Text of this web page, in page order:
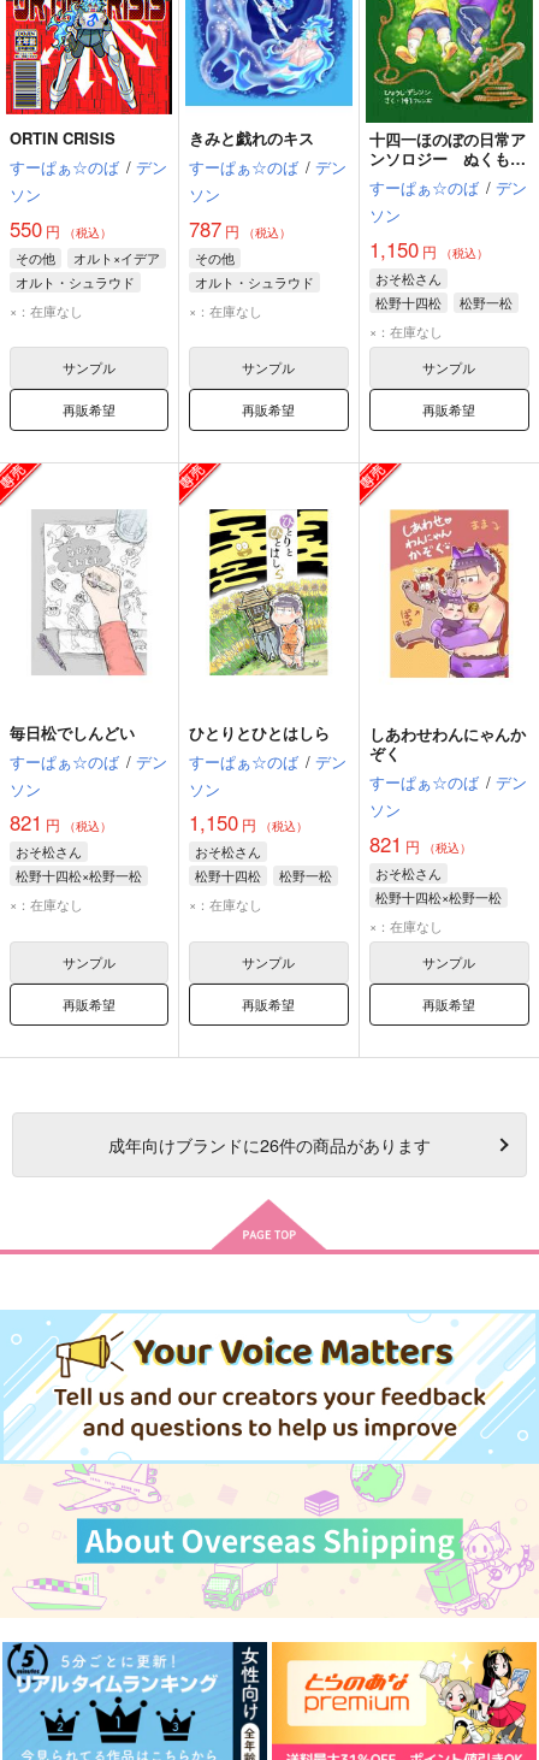
ORTIN CRISIS
すーぱぁ☆のば / デン
ソン
550 円 （税込）
その他
オルト×イデア
オルト・シュラウド
イデア・シュラウド
×：在庫なし
サンプル
再販希望
きみと戯れのキス
すーぱぁ☆のば / デン
ソン
787 円 （税込）
その他
オルト・シュラウド
イデア・シュラウド
×：在庫なし
サンプル
再販希望
十四一ほのぼの日常ア
ンソロジー ぬくもり
ふたつ
すーぱぁ☆のば / デン
ソン
1,150円 （税込）
おそ松さん
松野十四松
松野一松
×：在庫なし
サンプル
再販希望
毎日松でしんどい
すーぱぁ☆のば / デン
ソン
821 円 （税込）
おそ松さん
松野十四松×松野一松
松野十四松
×：在庫なし
サンプル
再販希望
ひとりとひとはしら
すーぱぁ☆のば / デン
ソン
1,150 円 （税込）
おそ松さん
松野十四松
松野一松
×：在庫なし
サンプル
再販希望
しあわせわんにゃんか
ぞく
すーぱぁ☆のば / デン
ソン
821 円 （税込）
おそ松さん
松野十四松×松野一松
松野十四松
×：在庫なし
サンプル
再販希望
成年向けブランドに26件の商品があります